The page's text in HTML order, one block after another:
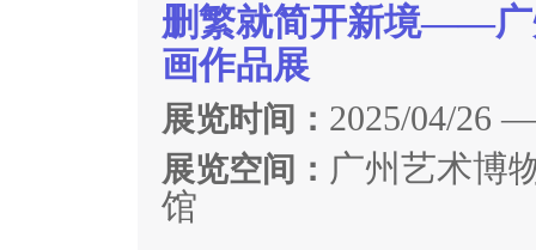
删繁就简开新境——广
画作品展
展览时间： 2025/04/26
展览空间： 广州艺术博
馆